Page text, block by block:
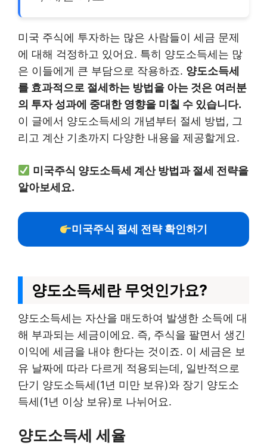
미국 주식에 투자하는 많은 사람들이 세금 문제
에 대해 걱정하고 있어요. 특히 양도소득세는 많
은 이들에게 큰 부담으로 작용하죠. 양도소득세
를 효과적으로 절세하는 방법을 아는 것은 여러분
의 투자 성과에 중대한 영향을 미칠 수 있습니다.
이 글에서 양도소득세의 개념부터 절세 방법, 그
리고 계산 기초까지 다양한 내용을 제공할게요.
미국주식 양도소득세 계산 방법과 절세 전략을
알아보세요.
미국주식 절세 전략 확인하기
양도소득세란 무엇인가요?
양도소득세는 자산을 매도하여 발생한 소득에 대
해 부과되는 세금이에요. 즉, 주식을 팔면서 생긴
이익에 세금을 내야 한다는 것이죠. 이 세금은 보
유 날짜에 따라 다르게 적용되는데, 일반적으로
단기 양도소득세(1년 미만 보유)와 장기 양도소
득세(1년 이상 보유)로 나뉘어요.
양도소득세 세율